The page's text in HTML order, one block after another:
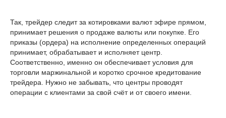
Так, трейдер следит за котировками валют эфире прямом,
принимает решения о продаже валюты или покупке. Его
приказы (ордера) на исполнение определенных операций
принимает, обрабатывает и исполняет центр.
Соответственно, именно он обеспечивает условия для
торговли маржинальной и коротко срочное кредитование
трейдера. Нужно не забывать, что центры проводят
операции с клиентами за свой счёт и от своего имени.